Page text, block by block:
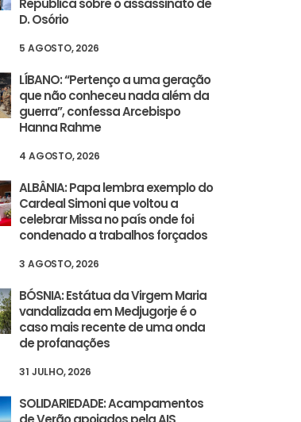
República sobre o assassinato de
D. Osório
5 AGOSTO, 2026
LÍBANO: “Pertenço a uma geração
que não conheceu nada além da
guerra”, confessa Arcebispo
Hanna Rahme
4 AGOSTO, 2026
ALBÂNIA: Papa lembra exemplo do
Cardeal Simoni que voltou a
celebrar Missa no país onde foi
condenado a trabalhos forçados
3 AGOSTO, 2026
BÓSNIA: Estátua da Virgem Maria
vandalizada em Medjugorje é o
caso mais recente de uma onda
de profanações
31 JULHO, 2026
SOLIDARIEDADE: Acampamentos